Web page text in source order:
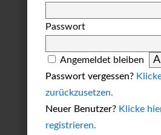
Passwort
Angemeldet bleiben
Passwort vergessen?
zurückzusetzen.
Neuer Benutzer? Klicke
registrieren.